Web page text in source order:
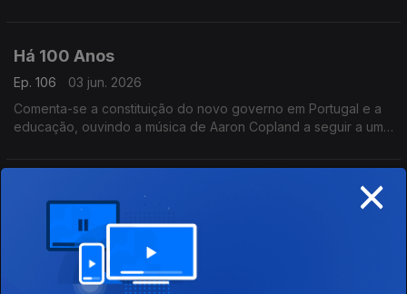
Há 100 Anos
Ep. 106
03 jun. 2026
Comenta-se a constituição do novo governo em Portugal e a
educação, ouvindo a música de Aaron Copland a seguir a uma
02 jun. 2026
Omnde se comenta a política em Portugal, ouvindo a música
de Francisco de Lacerda.
×